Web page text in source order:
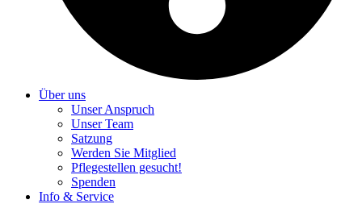
Über uns
Unser Anspruch
Unser Team
Satzung
Werden Sie Mitglied
Pflegestellen gesucht!
Spenden
Info & Service